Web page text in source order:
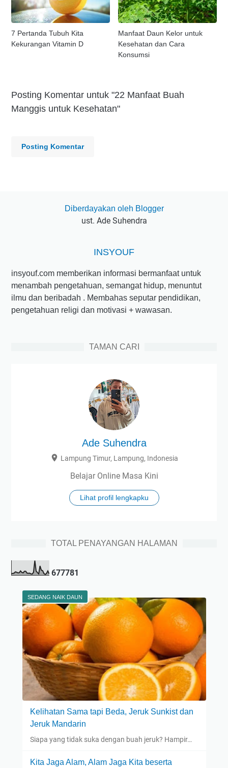
7 Pertanda Tubuh Kita
Kekurangan Vitamin D
Manfaat Daun Kelor untuk
Kesehatan dan Cara
Konsumsi
Posting Komentar untuk "22 Manfaat Buah
Manggis untuk Kesehatan"
Posting Komentar
Diberdayakan oleh Blogger
ust. Ade Suhendra
INSYOUF
insyouf.com memberikan informasi bermanfaat untuk
menambah pengetahuan, semangat hidup, menuntut
ilmu dan beribadah . Membahas seputar pendidikan,
pengetahuan religi dan motivasi + wawasan.
TAMAN CARI
Ade Suhendra
Lampung Timur, Lampung, Indonesia
Belajar Online Masa Kini
Lihat profil lengkapku
TOTAL PENAYANGAN HALAMAN
677781
SEDANG NAIK DAUN
Kelihatan Sama tapi Beda, Jeruk Sunkist dan
Jeruk Mandarin
Siapa yang tidak suka dengan buah jeruk? Hampir…
Kita Jaga Alam, Alam Jaga Kita beserta